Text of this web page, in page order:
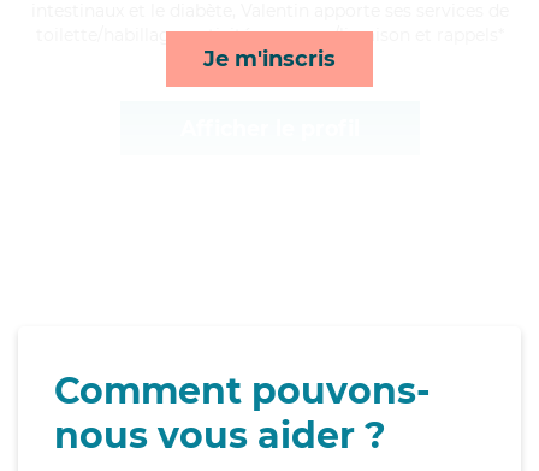
Je m'inscris
toilette/habillage, activités, courses/livraison et rappels*
Comment pouvons-
nous vous aider ?